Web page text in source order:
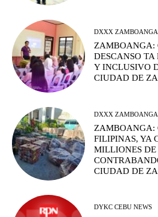
DXXX ZAMBOANGA
ZAMBOANGA:
DESCANSO
Y INCLUSIVO
CIUDAD DE
DXXX ZAMBOANGA
ZAMBOANGA:
FILIPINAS, YA
MILLIONES DE
CIUDAD DE
DYKC CEBU NEWS